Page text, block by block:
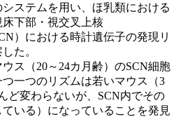
ステムを用い、ほ乳類における
下部・視交叉上核
）における時計遺伝子の発現リ
た。
ス（20～24カ月齢）のSCN細胞
一つのリズムは若いマウス（3
ど変わらないが、SCN内でその
いる）になっていることを発見